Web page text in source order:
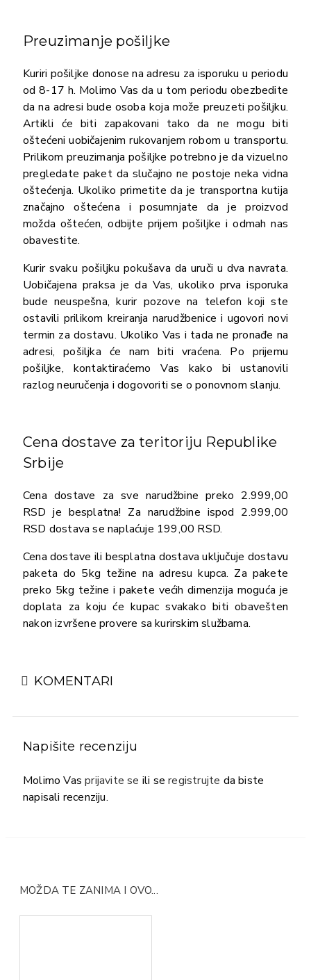
Preuzimanje pošiljke
Kuriri pošiljke donose na adresu za isporuku u periodu
od 8-17 h. Molimo Vas da u tom periodu obezbedite
da na adresi bude osoba koja može preuzeti pošiljku.
Artikli će biti zapakovani tako da ne mogu biti
oštećeni uobičajenim rukovanjem robom u transportu.
Prilikom preuzimanja pošiljke potrebno je da vizuelno
pregledate paket da slučajno ne postoje neka vidna
oštećenja. Ukoliko primetite da je transportna kutija
značajno oštećena i posumnjate da je proizvod
možda oštećen, odbijte prijem pošiljke i odmah nas
obavestite.
Kurir svaku pošiljku pokušava da uruči u dva navrata.
Uobičajena praksa je da Vas, ukoliko prva isporuka
bude neuspešna, kurir pozove na telefon koji ste
ostavili prilikom kreiranja narudžbenice i ugovori novi
termin za dostavu. Ukoliko Vas i tada ne pronađe na
adresi, pošiljka će nam biti vraćena. Po prijemu
pošiljke, kontaktiraćemo Vas kako bi ustanovili
razlog neuručenja i dogovoriti se o ponovnom slanju.
Cena dostave za teritoriju Republike
Srbije
Cena dostave za sve narudžbine preko 2.999,00
RSD je besplatna! Za narudžbine ispod 2.999,00
RSD dostava se naplaćuje 199,00 RSD.
Cena dostave ili besplatna dostava uključuje dostavu
paketa do 5kg težine na adresu kupca. Za pakete
preko 5kg težine i pakete većih dimenzija moguća je
doplata za koju će kupac svakako biti obavešten
nakon izvršene provere sa kurirskim službama.
KOMENTARI
Napišite recenziju
Molimo Vasprijavite se ili seregistrujte da biste
napisali recenziju.
MOŽDA TE ZANIMA I OVO...